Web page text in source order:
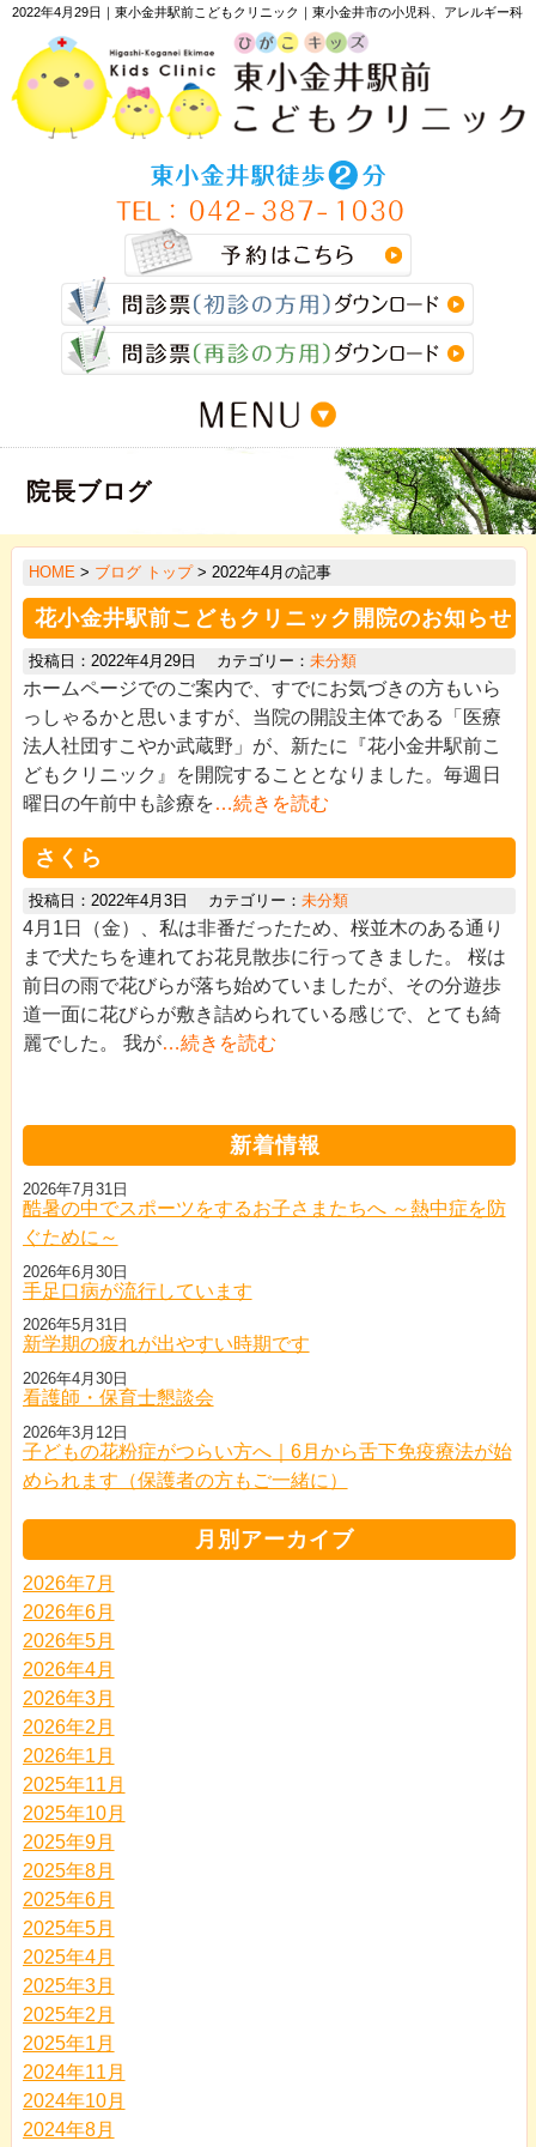
2022年4月29日｜東小金井駅前こどもクリニック｜東小金井市の小児科、アレルギー科
>
>
>
院長ブログ
HOME > ブログ トップ> 2022年4月の記事
花小金井駅前こどもクリニック開院のお知らせ
投稿日：2022年4月29日 カテゴリー： 未分類
ホームページでのご案内で、すでにお気づきの方もいら
っしゃるかと思いますが、当院の開設主体である「医療
法人社団すこやか武蔵野」が、新たに『花小金井駅前こ
どもクリニック』を開院することとなりました。毎週日
曜日の午前中も診療を…続きを読む
さくら
投稿日：2022年4月3日 カテゴリー： 未分類
4月1日（金）、私は非番だったため、桜並木のある通り
まで犬たちを連れてお花見散歩に行ってきました。 桜は
前日の雨で花びらが落ち始めていましたが、その分遊歩
道一面に花びらが敷き詰められている感じで、とても綺
麗でした。 我が…続きを読む
新着情報
酷暑の中でスポーツをするお子さまたちへ ～熱中症を防
ぐために～
2026年7月31日
手足口病が流行しています
2026年6月30日
新学期の疲れが出やすい時期です
2026年5月31日
看護師・保育士懇談会
2026年4月30日
子どもの花粉症がつらい方へ｜6月から舌下免疫療法が始
められます（保護者の方もご一緒に）
2026年3月12日
月別アーカイブ
2026年7月
2026年6月
2026年5月
2026年4月
2026年3月
2026年2月
2026年1月
2025年11月
2025年10月
2025年9月
2025年8月
2025年6月
2025年5月
2025年4月
2025年3月
2025年2月
2025年1月
2024年11月
2024年10月
2024年8月